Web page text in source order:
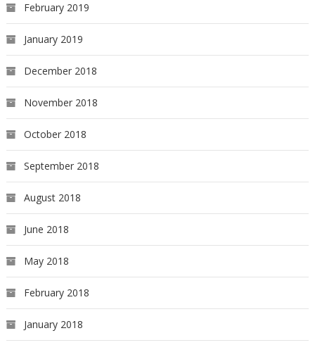
February 2019
January 2019
December 2018
November 2018
October 2018
September 2018
August 2018
June 2018
May 2018
February 2018
January 2018